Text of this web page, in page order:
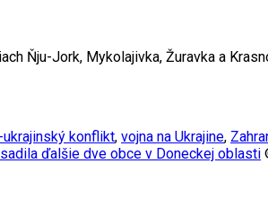
Ňju-Jork, Mykolajivka, Žuravka a
konflikt, vojna na Ukrajine,
ďalšie dve obce v Doneckej oblasti